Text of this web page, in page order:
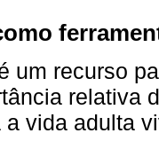
um recurso
relativa
a vida adulta